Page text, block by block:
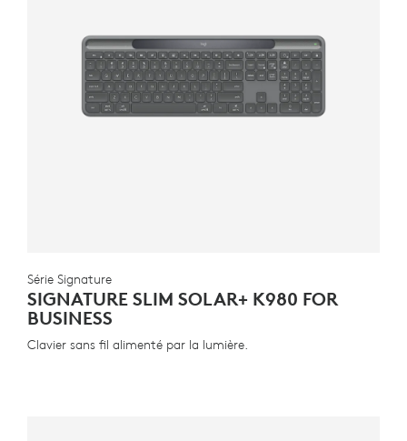
Série Signature
SIGNATURE SLIM SOLAR+ K980 FOR
BUSINESS
Clavier sans fil alimenté par la lumière.